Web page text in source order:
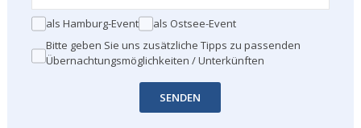
als Hamburg-Event
als Ostsee-Event
Bitte geben Sie uns zusätzliche Tipps zu passenden
Übernachtungsmöglichkeiten / Unterkünften
SENDEN